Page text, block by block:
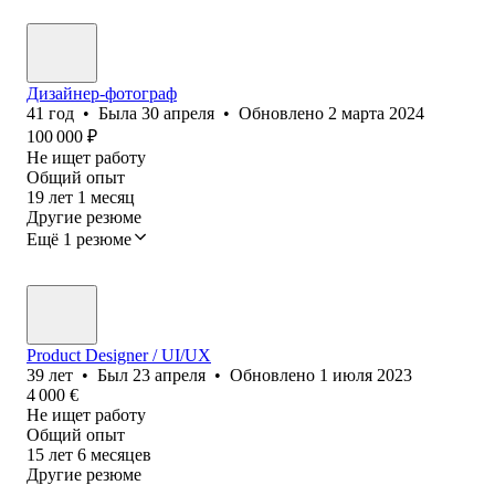
Дизайнер-фотограф
41 год • Была 30 апреля • Обновлено 2 марта 2024
100 000 ₽
Не ищет работу
Общий опыт
19 лет 1 месяц
Другие резюме
Ещё 1 резюме
Product Designer / UI/UX
39 лет • Был 23 апреля • Обновлено 1 июля 2023
4 000 €
Не ищет работу
Общий опыт
15 лет 6 месяцев
Другие резюме